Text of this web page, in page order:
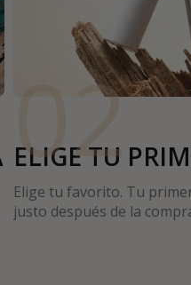
02
ELIGE TU
Elige tu favorito. Tu
justo después de la